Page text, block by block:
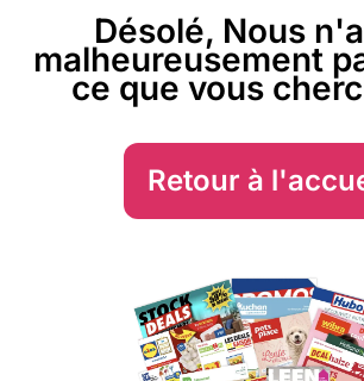
Désolé, Nous
malheureusement
ce que vous
Retour à